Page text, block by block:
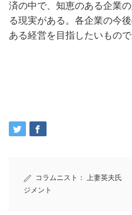
済の中で、知恵のある企業
る現実がある。各企業の今
ある経営を目指したいもので
コラムニスト： 上妻英夫氏
ジメント